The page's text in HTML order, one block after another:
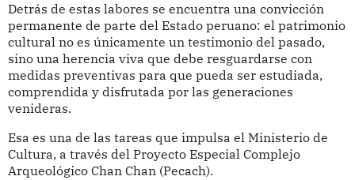
Detrás de estas labores se encuentra una convicción
permanente de parte del Estado peruano: el patrimonio
cultural no es únicamente un testimonio del pasado,
sino una herencia viva que debe resguardarse con
medidas preventivas para que pueda ser estudiada,
comprendida y disfrutada por las generaciones
venideras.
Esa es una de las tareas que impulsa el Ministerio de
Cultura, a través del Proyecto Especial Complejo
Arqueológico Chan Chan (Pecach).